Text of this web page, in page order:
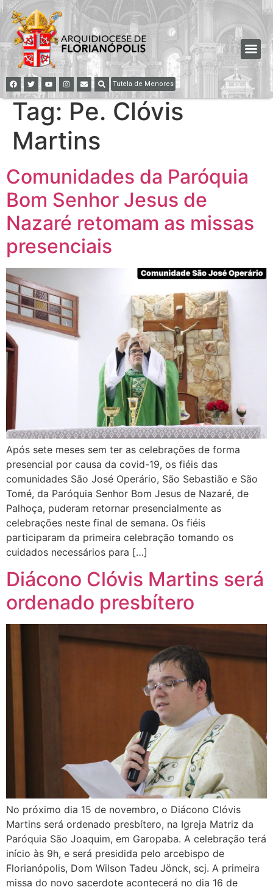
Tutela de Menores
Tag: Pe. Clóvis
Martins
Comunidades da Paróquia
Bom Senhor Jesus de
Nazaré retomam as missas
presenciais
Após sete meses sem ter as celebrações de forma
presencial por causa da covid-19, os fiéis das
comunidades São José Operário, São Sebastião e São
Tomé, da Paróquia Senhor Bom Jesus de Nazaré, de
Palhoça, puderam retornar presencialmente as
celebrações neste final de semana. Os fiéis
participaram da primeira celebração tomando os
cuidados necessários para […]
Diácono Clóvis Martins será
ordenado presbítero
No próximo dia 15 de novembro, o Diácono Clóvis
Martins será ordenado presbítero, na Igreja Matriz da
Paróquia São Joaquim, em Garopaba. A celebração terá
início às 9h, e será presidida pelo arcebispo de
Florianópolis, Dom Wilson Tadeu Jönck, scj. A primeira
missa do novo sacerdote acontecerá no dia 16 de